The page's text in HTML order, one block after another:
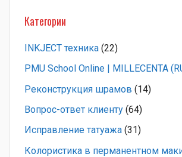
Категории
INKJECT техника (22)
PMU School Online | MILLECENTA
Pеконструкция шрамов (14)
Вопрос-ответ клиенту (64)
Исправление татуажа (31)
Колористика в перманентном